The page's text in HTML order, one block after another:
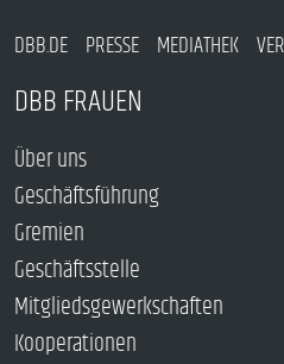
DBB.DE PRESSE MEDIATHEK
DBB FRAUEN
Über uns
Geschäftsführung
Gremien
Geschäftsstelle
Mitgliedsgewerkschaften
Kooperationen